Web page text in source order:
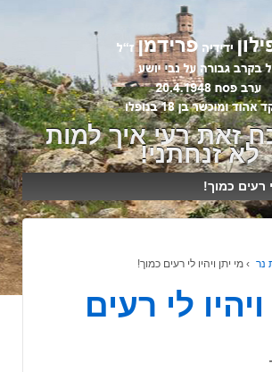
זאת רעי איך למות
לא זנחתני!
רעים כמוך!
נר › מי יתן ויהיו לי רעים כמוך!
לי רעים